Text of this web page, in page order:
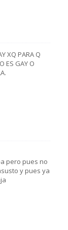
XQ PARA Q
ES GAY O
pero pues no
y pues ya